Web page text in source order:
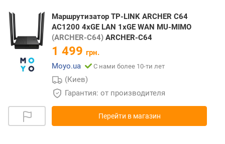
Маршрутизатор TP-LINK ARCHER C64
AC1200 4xGE LAN 1xGE WAN MU-MIMO
(ARCHER-C64) ARCHER-C64
1 499 грн.
Moyo.ua
С нами более 10-ти лет
(Киев)
Гарантия: от производителя
Перейти в магазин